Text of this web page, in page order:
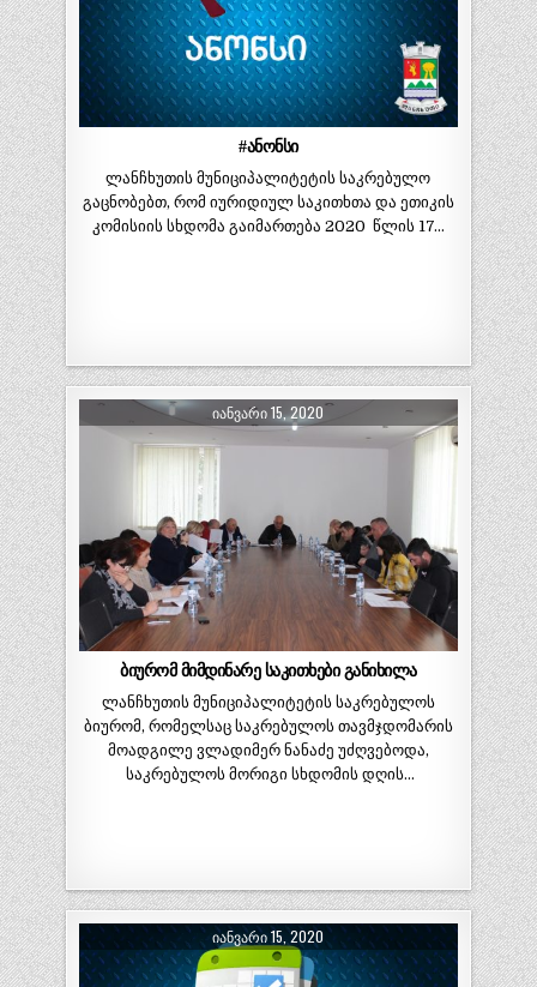
#ანონსი
ლანჩხუთის მუნიციპალიტეტის საკრებულო
გაცნობებთ, რომ იურიდიულ საკითხთა და ეთიკის
კომისიის სხდომა გაიმართება 2020 წლის 17…
ᲘᲐᲜᲕᲐᲠᲘ 15, 2020
ბიურომ მიმდინარე საკითხები განიხილა
ლანჩხუთის მუნიციპალიტეტის საკრებულოს
ბიურომ, რომელსაც საკრებულოს თავმჯდომარის
მოადგილე ვლადიმერ ნანაძე უძღვებოდა,
საკრებულოს მორიგი სხდომის დღის…
ᲘᲐᲜᲕᲐᲠᲘ 15, 2020